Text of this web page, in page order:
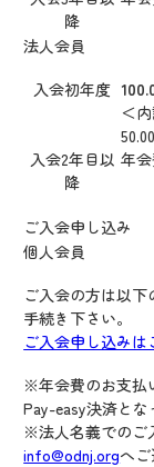
降
法人会員
入会初年度
＜
入会2年目以
降
年
ご入会申し込み
個人会員
ご入会の方は以
手続き下さい。
ご入会申し込みは
※年会費のお支払
Pay-easy決済とな
※法人名義でのご
info@odnj.orgへご